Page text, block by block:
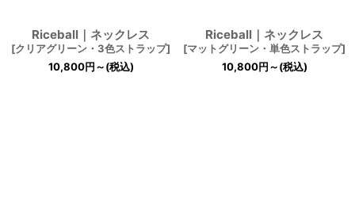
Riceball｜ネックレス
[クリアグリーン・3色ストラップ]
10,800円～(税込)
Riceball｜ネックレス
[マットグリーン・単色ストラップ]
10,800円～(税込)